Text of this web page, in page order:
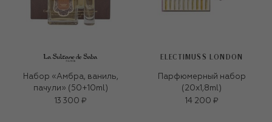
Набор «Амбра, ваниль,
пачули» (50+10ml)
13 300 ₽
ELECTIMUSS LONDON
Парфюмерный набор
(20x1,8ml)
14 200 ₽